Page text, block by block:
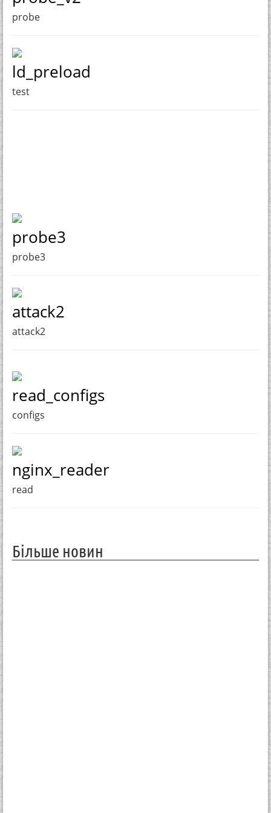
probe
ld_preload
test
probe3
probe3
attack2
attack2
read_configs
configs
nginx_reader
read
Більше новин